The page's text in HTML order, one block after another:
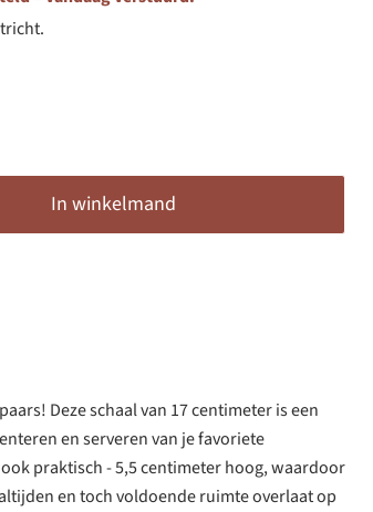
In winkelmand
Deze schaal van 17 centimeter is een
en serveren van je favoriete
praktisch - 5,5 centimeter hoog, waardoor
en toch voldoende ruimte overlaat op